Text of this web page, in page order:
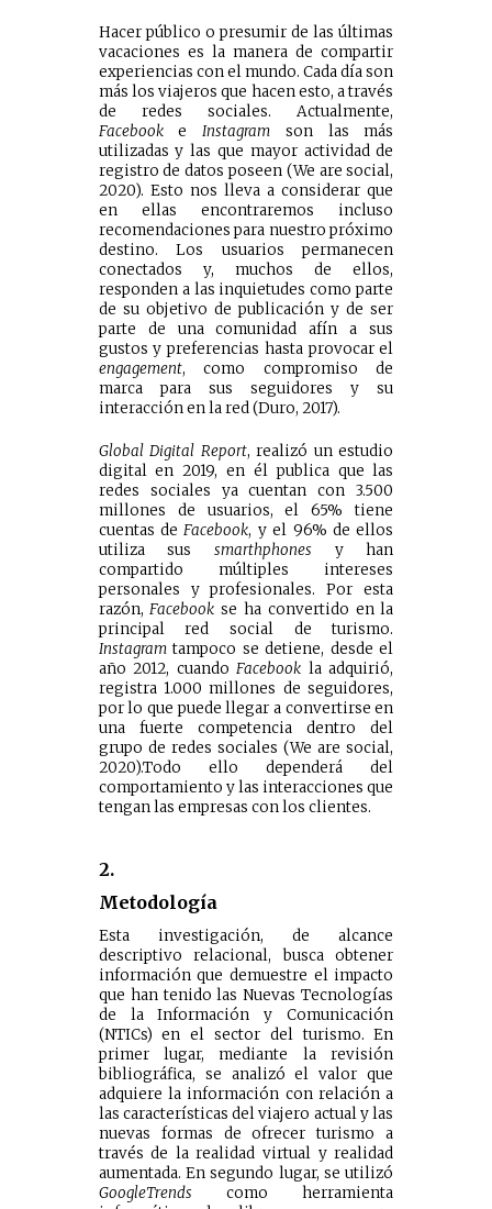
Hacer público o presumir de las últimas
vacaciones es la manera de compartir
experiencias con el mundo. Cada día son
más los viajeros que hacen esto, a través
de redes sociales. Actualmente,
FacebookeInstagram son las más
utilizadas y las que mayor actividad de
registro de datos poseen (We are social,
2020). Esto nos lleva a considerar que
en ellas encontraremos incluso
recomendaciones para nuestro próximo
destino. Los usuarios permanecen
conectados y, muchos de ellos,
responden a las inquietudes como parte
de su objetivo de publicación y de ser
parte de una comunidad afín a sus
gustos y preferencias hasta provocar el
engagement, como compromiso de
marca para sus seguidores y su
interacción en la red (Duro, 2017).
Global Digital Report, realizó un estudio
digital en 2019, en él publica que las
redes sociales ya cuentan con 3.500
millones de usuarios, el 65% tiene
cuentas deFacebook, y el 96% de ellos
utiliza sus smarthphones y han
compartido múltiples intereses
personales y profesionales. Por esta
razón,Facebook se ha convertido en la
principal red social de turismo.
Instagramtampoco se detiene, desde el
año 2012, cuandoFacebook la adquirió,
registra 1.000 millones de seguidores,
por lo que puede llegar a convertirse en
una fuerte competencia dentro del
grupo de redes sociales (We are social,
2020).Todo ello dependerá del
comportamiento y las interacciones que
tengan las empresas con los clientes.
2.
Metodología
Esta investigación, de alcance
descriptivo relacional, busca obtener
información que demuestre el impacto
que han tenido las Nuevas Tecnologías
de la Información y Comunicación
(NTICs) en el sector del turismo. En
primer lugar, mediante la revisión
bibliográfica, se analizó el valor que
adquiere la información con relación a
las características del viajero actual y las
nuevas formas de ofrecer turismo a
través de la realidad virtual y realidad
aumentada. En segundo lugar, se utilizó
GoogleTrends como herramienta